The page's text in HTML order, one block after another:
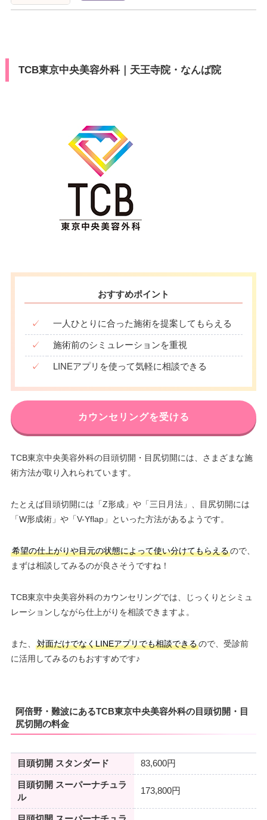
TCB東京中央美容外科｜天王寺院・なんば院
おすすめポイント
✓ 一人ひとりに合った施術を提案してもらえる
✓ 施術前のシミュレーションを重視
✓ LINEアプリを使って気軽に相談できる
カウンセリングを受ける
TCB東京中央美容外科の目頭切開・目尻切開には、さまざまな施
術方法が取り入れられています。
たとえば目頭切開には「Z形成」や「三日月法」、目尻切開には
「W形成術」や「V-Yflap」といった方法があるようです。
希望の仕上がりや目元の状態によって使い分けてもらえるので、
まずは相談してみるのが良さそうですね！
TCB東京中央美容外科のカウンセリングでは、じっくりとシミュ
レーションしながら仕上がりを相談できますよ。
また、 対面だけでなくLINEアプリでも相談できるので、受診前
に活用してみるのもおすすめです♪
阿倍野・難波にあるTCB東京中央美容外科の目頭切開・目
尻切開の料金
目頭切開 スタンダード 83,600円
目頭切開 スーパーナチュラ
ル
173,800円